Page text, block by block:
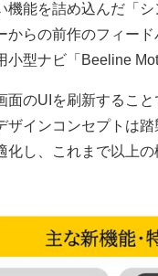
機能を詰め込んだ「
からの前作のフィー
型ナビ「Beeline
面のUIを刷新するこ
ザインコンセプトは
し、これまで以上の